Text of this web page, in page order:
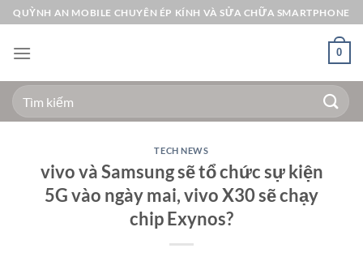
Bỏ
qua
nội
QUỲNH AN MOBILE CHUYÊN ÉP KÍNH VÀ SỬA CHỮA SMARTPHONE
0
Tìm
kiếm:
TECH NEWS
vivo và Samsung sẽ tổ chức sự kiện
5G vào ngày mai, vivo X30 sẽ chạy
chip Exynos?